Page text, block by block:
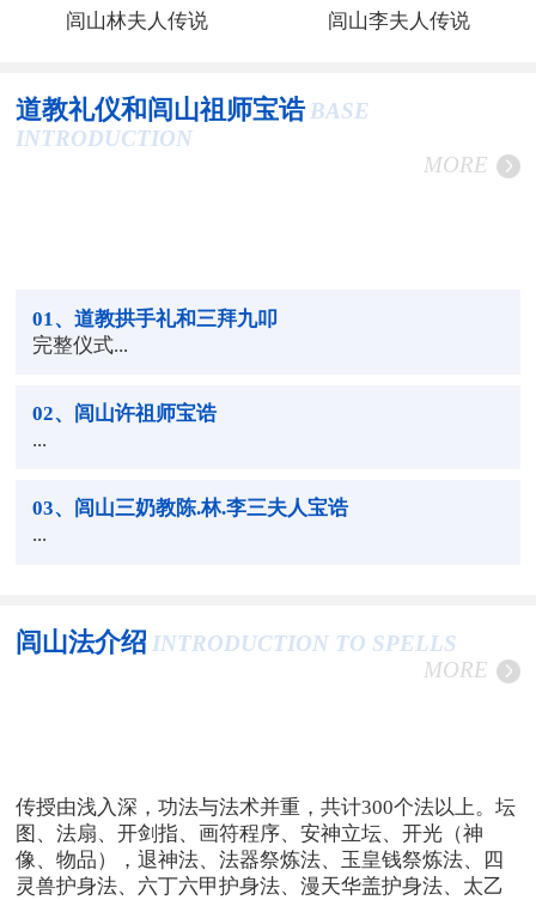
闾山林夫人传说 闾山李夫人传说
道教礼仪和闾山祖师宝诰 BASE
INTRODUCTION
MORE
01 、道教拱手礼和三拜九叩
完整仪式...
02、闾山许祖师宝诰
...
03、闾山三奶教陈.林.李三夫人宝诰
...
闾山法介绍 INTRODUCTION TO SPELLS
MORE
传授由浅入深，功法与法术并重，共计300个法以上。坛
图、法扇、开剑指、画符程序、安神立坛、开光（神
像、物品），退神法、法器祭炼法、玉皇钱祭炼法、四
灵兽护身法、六丁六甲护身法、漫天华盖护身法、太乙